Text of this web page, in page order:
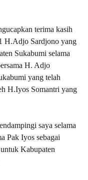
terima kasih
H.Adjo Sardjono yang
Sukabumi selama
H. Adjo
yang telah
H.Iyos Somantri yang
saya selama
Pak Iyos sebagai
Kabupaten